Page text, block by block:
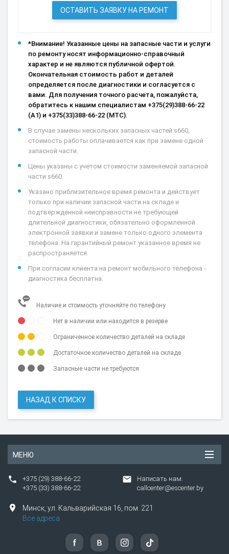
ОСТАВИТЬ ЗАЯВКУ НА РЕМОНТ
*Внимание! Указанные цены на запасные части и услуги
по ремонту носят информационно-справочный
характер и не являются публичной офертой.
Окончательная стоимость работ и деталей
определяется после диагностики и согласуется с
вами. Для получения точного расчета, пожалуйста,
обратитесь к нашим специалистам +375(29)388-66-22
(А1) и +375(33)388-66-22 (МТС).
В случае замены нескольких запасных частей s660,
стоимость работы оплачивается как при замене одной
запасной части.
Цены указаны с учетом стоимости заменяемой запасной
части s660.
Указано приблизительное время ремонта и действует
только при наличии запасной части на складе и
подтвержденной неисправности не требующей
длительной диагностики, обязательно оформленной
электронной заявки и замене только одного элемента
телефона. На гарантийный ремонт указанное время не
распространяется.
При согласии клиента на ремонт мобильного телефона -
диагностика бесплатна.
Наличие и стоимость уточняйте по телефону
Нет в наличии или находится в резерве
Ограниченное количество деталей на складе
Достаточное количество деталей на складе
Запасные части не требуются
НАЗАД К СПИСКУ
МЕНЮ
+375 (29) 388-66-22
+375 (33) 388-66-22
Написать нам:
callcenter@escenter.by
Минск, ул. Кальварийская 16, пом. 221
Все адреса